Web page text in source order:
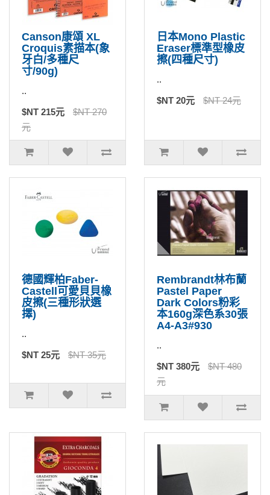
Canson康頌 XL
Croquis素描本(象
牙白/多種尺
寸/90g)
..
$NT 215元
$NT 270
元
日本Mono Plastic
Eraser標準型橡皮
擦(四種尺寸)
..
$NT 20元 $NT 24元
德國輝柏Faber-
Castell可愛貝貝橡
皮擦(三種形狀選
擇)
..
$NT 25元 $NT 35元
Rembrandt林布蘭
Pastel Paper
Dark Colors粉彩
本160g深色系30張
A4-A3#930
..
$NT 380元
$NT 480
元